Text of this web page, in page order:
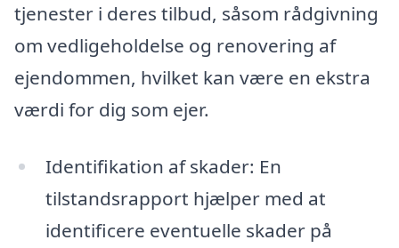
tjenester i deres tilbud, såsom rådgivning
om vedligeholdelse og renovering af
ejendommen, hvilket kan være en ekstra
værdi for dig som ejer.
Identifikation af skader: En
tilstandsrapport hjælper med at
identificere eventuelle skader på